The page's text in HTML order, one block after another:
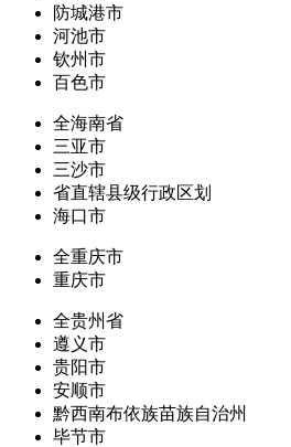
防城港市
河池市
钦州市
百色市
全海南省
三亚市
三沙市
省直辖县级行政区划
海口市
全重庆市
重庆市
全贵州省
遵义市
贵阳市
安顺市
黔西南布依族苗族自治州
毕节市